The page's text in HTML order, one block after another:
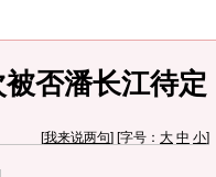
否潘长江待定
[我来说两句] [字号： 大 中 小]